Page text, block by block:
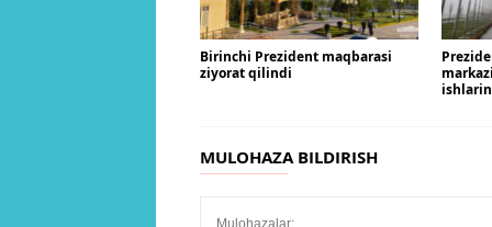
Birinchi Prezident maqbarasi
ziyorat qilindi
MULOHAZA BILDIRISH